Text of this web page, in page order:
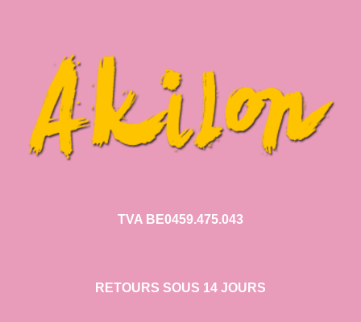
TVA BE0459.475.043
RETOURS SOUS 14 JOURS